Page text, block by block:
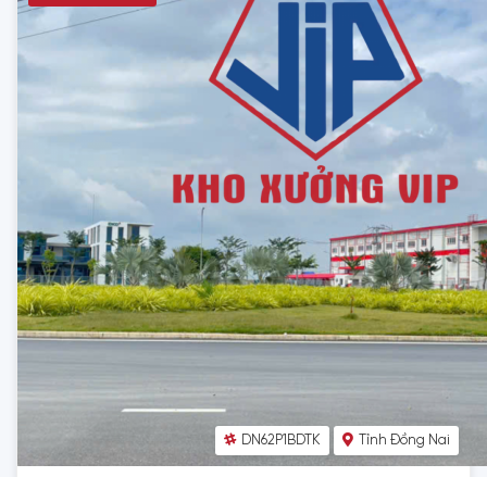
DN62P1BDTK Tỉnh Đồng Nai